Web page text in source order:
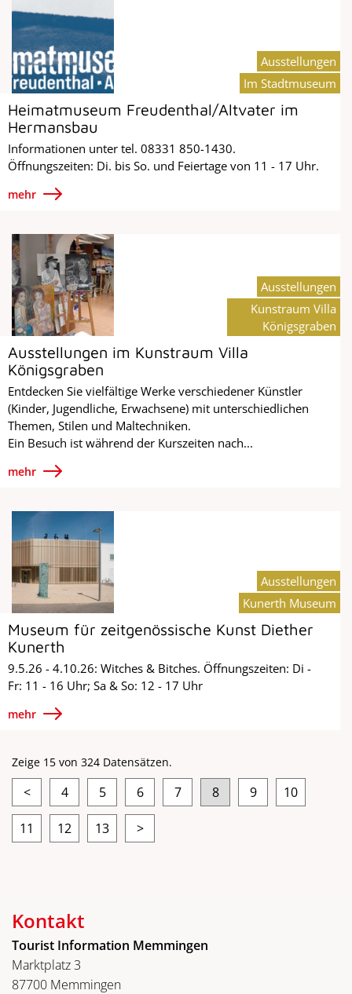
Heimatmuseum Freudenthal/Altvater im
Hermansbau
Informationen unter tel. 08331 850-1430.
Öffnungszeiten: Di. bis So. und Feiertage von 11 - 17 Uhr.
mehr
Ausstellungen
Im Stadtmuseum
Ausstellungen im Kunstraum Villa
Königsgraben
Entdecken Sie vielfältige Werke verschiedener Künstler
(Kinder, Jugendliche, Erwachsene) mit unterschiedlichen
Themen, Stilen und Maltechniken.
Ein Besuch ist während der Kurszeiten nach...
mehr
Ausstellungen
Kunstraum Villa
Königsgraben
Museum für zeitgenössische Kunst Diether
Kunerth
9.5.26 - 4.10.26: Witches & Bitches. Öffnungszeiten: Di -
Fr: 11 - 16 Uhr; Sa & So: 12 - 17 Uhr
mehr
Ausstellungen
Kunerth Museum
Zeige 15 von 324 Datensätzen.
< 4 5 6 7 8 9 10
11 12 13 >
Kontakt
Tourist Information Memmingen
Marktplatz 3
87700 Memmingen